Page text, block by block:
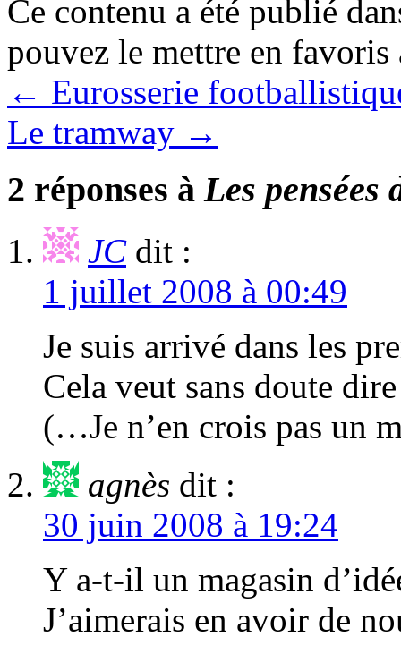
Ce contenu a été publié
pouvez le mettre en
← Eurosserie
Le tramway →
2 réponses àLes pensées
JC dit :
1 juillet 2008 à 00:49
Je suis arrivé dans les
Cela veut sans doute
(…Je n’en crois pas un
agnès dit :
30 juin 2008 à 19:24
Y a-t-il un magasin
J’aimerais en avoir de